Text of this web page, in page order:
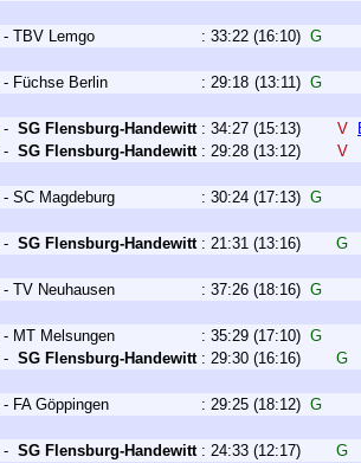
- TBV Lemgo : 33:22 (16:10) G
- Füchse Berlin : 29:18 (13:11) G
- SG Flensburg-Handewitt : 34:27 (15:13) V
- SG Flensburg-Handewitt : 29:28 (13:12) V
- SC Magdeburg : 30:24 (17:13) G
- SG Flensburg-Handewitt : 21:31 (13:16) G
- TV Neuhausen : 37:26 (18:16) G
- MT Melsungen : 35:29 (17:10) G
- SG Flensburg-Handewitt : 29:30 (16:16) G
- FA Göppingen : 29:25 (18:12) G
- SG Flensburg-Handewitt : 24:33 (12:17) G